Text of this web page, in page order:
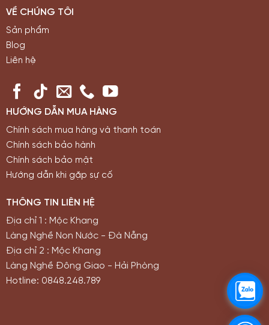
VỀ CHÚNG TÔI
Sản phẩm
Blog
Liên hệ
HƯỚNG DẪN MUA HÀNG
Chính sách mua hàng và thanh toán
Chính sách bảo hành
Chính sách bảo mật
Hướng dẫn khi gặp sự cố
THÔNG TIN LIÊN HỆ
Địa chỉ 1 : Mộc Khang
Làng Nghề Non Nước - Đà Nẵng
Địa chỉ 2 : Mộc Khang
Làng Nghề Đông Giao - Hải Phòng
Hotline: 0848.248.789